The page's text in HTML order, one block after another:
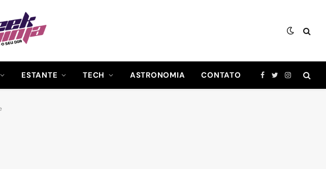
ESTANTE TECH ASTRONOMIA CONTATO Facebook
TwitterInstagram